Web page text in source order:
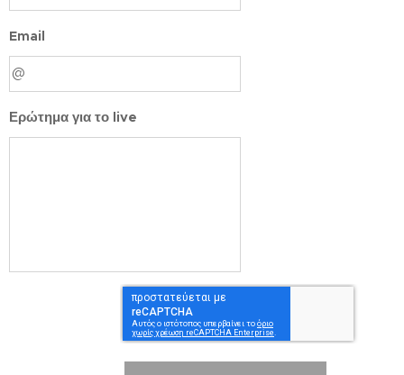
Email
Ερώτημα για το live